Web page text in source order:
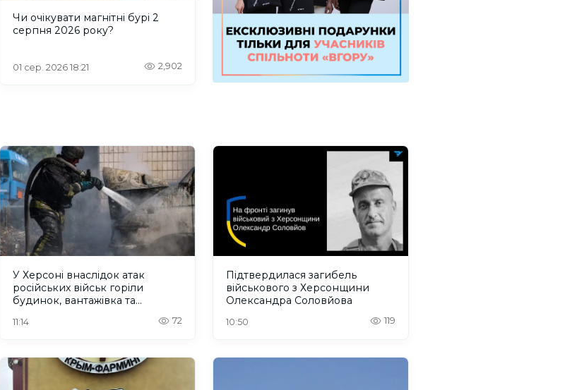
Чи очікувати магнітні бурі 2
серпня 2026 року?
01 сер. 2026 18:21 2,902
У Херсоні внаслідок атак
російських військ горіли
будинок, вантажівка та
11:14 72
Підтвердилася загибель
військового з Херсонщини
Олександра Соловйова
10:50 119